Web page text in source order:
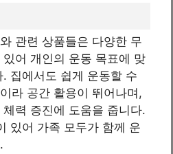
관련 상품들은 다양한 무
어 개인의 운동 목표에 맞
집에서도 쉽게 운동할 수
라 공간 활용이 뛰어나며,
력 증진에 도움을 줍니다.
있어 가족 모두가 함께 운